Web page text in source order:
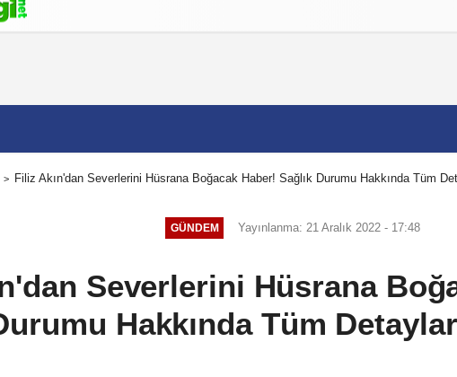
Politikası
Filiz Akın'dan Severlerini Hüsrana Boğacak Haber! Sağlık Durumu Hakkında Tüm
GÜNDEM Yayınlanma: 21 Aralık 2022 - 17:48
Severlerini Hüsrana
Hakkında Tüm